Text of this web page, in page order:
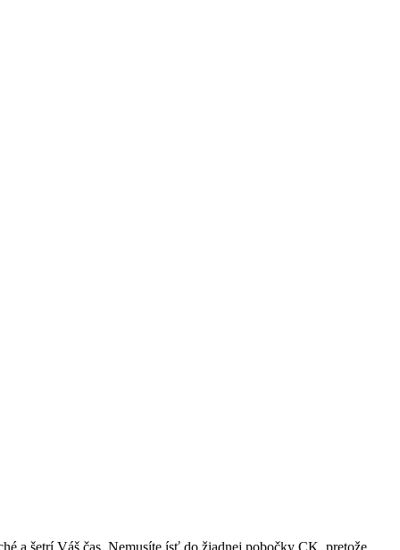
a šetrí Váš čas. Nemusíte ísť do žiadnej pobočky CK, pretože